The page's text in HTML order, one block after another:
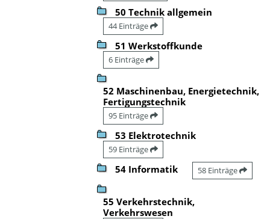
50 Technik allgemein
44 Einträge
51 Werkstoffkunde
6 Einträge
52 Maschinenbau, Energietechnik,
Fertigungstechnik
95 Einträge
53 Elektrotechnik
59 Einträge
54 Informatik 58 Einträge
55 Verkehrstechnik,
Verkehrswesen